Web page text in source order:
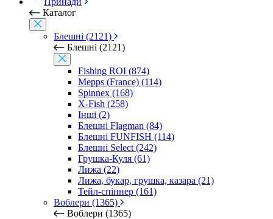
Каталог
Блешні (2121)
Блешні (2121)
Fishing ROI (874)
Mepps (France) (114)
Spinnex (168)
X-Fish (258)
Інші (2)
Блешні Flagman (84)
Блешні FUNFISH (114)
Блешні Select (242)
Грушка-Куля (61)
Лижа (22)
Лижа, букар, грушка, казара (21)
Тейл-спіннер (161)
Воблери (1365)
Воблери (1365)